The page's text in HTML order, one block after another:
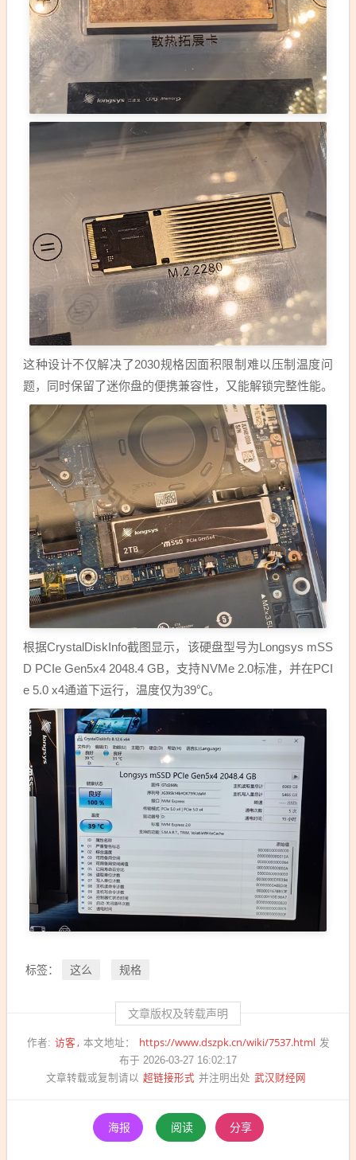
这种设计不仅解决了2030规格因面积限制难以压制温度问
题，同时保留了迷你盘的便携兼容性，又能解锁完整性能。
根据CrystalDiskInfo截图显示，该硬盘型号为Longsys mSS
D PCIe Gen5x4 2048.4 GB，支持NVMe 2.0标准，并在PCI
e 5.0 x4通道下运行，温度仅为39℃。
标签： 这么 规格
文章版权及转载声明
作者: 访客 本文地址： https://www.dszpk.cn/wiki/7537.html 发
布于 2026-03-27 16:02:17
文章转载或复制请以 超链接形式 并注明出处 武汉财经网
海报 阅读 分享